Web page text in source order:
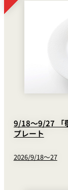
9/18～9/27 「
プレート
2026/9/18～27